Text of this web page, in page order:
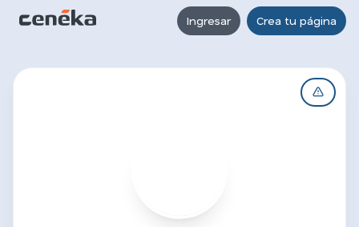
Ingresar Crea tu página